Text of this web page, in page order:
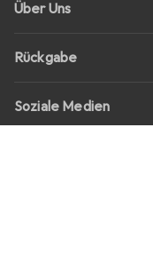
Über Uns
Rückgabe
Soziale Medien